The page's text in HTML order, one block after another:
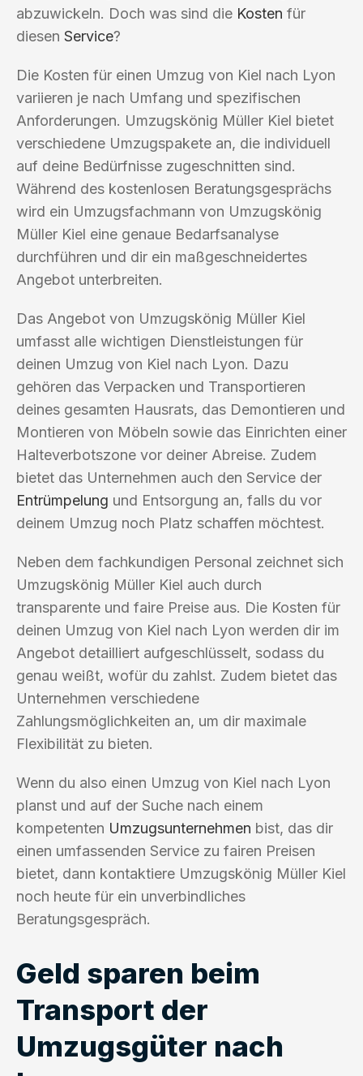
abzuwickeln. Doch was sind die Kosten für
diesen Service?
Die Kosten für einen Umzug von Kiel nach Lyon
variieren je nach Umfang und spezifischen
Anforderungen. Umzugskönig Müller Kiel bietet
verschiedene Umzugspakete an, die individuell
auf deine Bedürfnisse zugeschnitten sind.
Während des kostenlosen Beratungsgesprächs
wird ein Umzugsfachmann von Umzugskönig
Müller Kiel eine genaue Bedarfsanalyse
durchführen und dir ein maßgeschneidertes
Angebot unterbreiten.
Das Angebot von Umzugskönig Müller Kiel
umfasst alle wichtigen Dienstleistungen für
deinen Umzug von Kiel nach Lyon. Dazu
gehören das Verpacken und Transportieren
deines gesamten Hausrats, das Demontieren und
Montieren von Möbeln sowie das Einrichten einer
Halteverbotszone vor deiner Abreise. Zudem
bietet das Unternehmen auch den Service der
Entrümpelung und Entsorgung an, falls du vor
deinem Umzug noch Platz schaffen möchtest.
Neben dem fachkundigen Personal zeichnet sich
Umzugskönig Müller Kiel auch durch
transparente und faire Preise aus. Die Kosten für
deinen Umzug von Kiel nach Lyon werden dir im
Angebot detailliert aufgeschlüsselt, sodass du
genau weißt, wofür du zahlst. Zudem bietet das
Unternehmen verschiedene
Zahlungsmöglichkeiten an, um dir maximale
Flexibilität zu bieten.
Wenn du also einen Umzug von Kiel nach Lyon
planst und auf der Suche nach einem
kompetenten Umzugsunternehmen bist, das dir
einen umfassenden Service zu fairen Preisen
bietet, dann kontaktiere Umzugskönig Müller Kiel
noch heute für ein unverbindliches
Beratungsgespräch.
Geld sparen beim
Transport der
Umzugsgüter nach